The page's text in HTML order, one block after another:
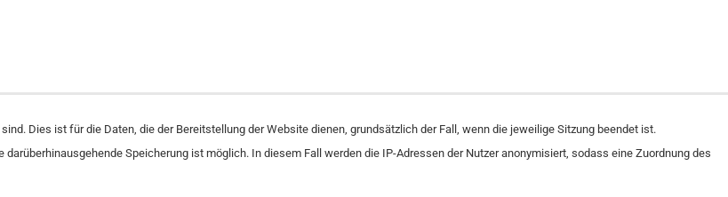
Dies ist für die Daten, die der Bereitstellung der Website dienen, grundsätzlich der Fall, wenn die jeweilige Sitzung beendet ist.
Speicherung ist möglich. In diesem Fall werden die IP-Adressen der Nutzer anonymisiert, sodass eine Zuordnung des